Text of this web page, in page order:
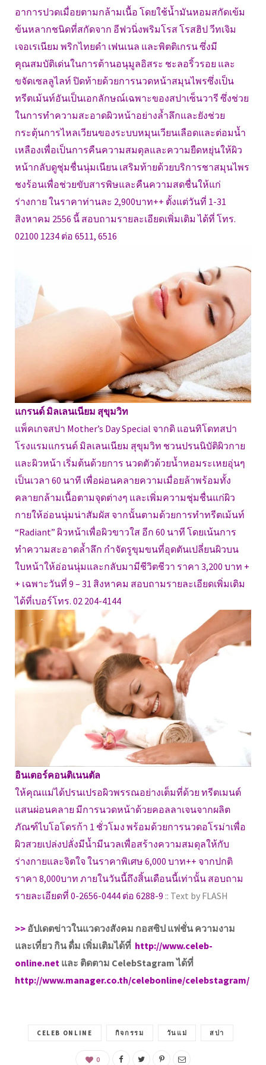
อาการปวดเมื่อยตามกล้ามเนื้อ โดยใช้น้ำมันหอมสกัดเข้ม
ข้นหลากชนิดที่สกัดจาก อีฟวนิ่งพริมโรส โรสฮิป วีทเจิม
เจอเรเนียม พริกไทยดำ เฟนเนล และพิตติเกรน ซึ่งมี
คุณสมบัติเด่นในการต้านอนุมูลอิสระ ชะลอริ้วรอย และ
ขจัดเซลลูไลท์ ปิดท้ายด้วยการนวดหน้าสมุนไพรซึ่งเป็น
ทรีตเม้นท์อันเป็นเอกลักษณ์เฉพาะของสปาเซ็นวารี ซึ่งช่วย
ในการทำความสะอาดผิวหน้าอย่างล้ำลึกและยังช่วย
กระตุ้นการไหลเวียนของระบบหมุนเวียนเลือดและต่อมน้ำ
เหลืองเพื่อเป็นการคืนความสมดุลและความยืดหยุ่นให้ผิว
หน้ากลับดูชุ่มชื่นนุ่มเนียน เสริมท้ายด้วยบริการชาสมุนไพร
ชงร้อนเพื่อช่วยขับสารพิษและคืนความสดชื่นให้แก่
ร่างกาย ในราคาท่านละ 2,900บาท++ ตั้งแต่วันที่ 1-31
สิงหาคม 2556 นี้ สอบถามรายละเอียดเพิ่มเติม ได้ที่ โทร.
02100 1234 ต่อ 6511, 6516
แกรนด์ มิลเลนเนียม สุขุมวิท
แพ็คเกจสปา Mother’s Day Special จากดิ แอนทิโดทสปา
โรงแรมแกรนด์ มิลเลนเนียม สุขุมวิท ชวนปรนนิบัติผิวกาย
และผิวหน้า เริ่มต้นด้วยการ นวดตัวด้วยน้ำหอมระเหยอุ่นๆ
เป็นเวลา 60 นาที เพื่อผ่อนคลายความเมื่อยล้าพร้อมทั้ง
คลายกล้ามเนื้อตามจุดต่างๆ และเพิ่มความชุ่มชื่นแก่ผิว
กายให้อ่อนนุ่มน่าสัมผัส จากนั้นตามด้วยการทำทรีตเม้นท์
“Radiant” ผิวหน้าเพื่อผิวขาวใส อีก 60 นาที โดยเน้นการ
ทำความสะอาดล้ำลึก กำจัดรูขุมขนที่อุดตันเปลี่ยนผิวบน
ใบหน้าให้อ่อนนุ่มและกลับมามีชีวิตชีวา ราคา 3,200 บาท +
+ เฉพาะวันที่ 9 – 31 สิงหาคม สอบถามรายละเอียดเพิ่มเติม
ได้ที่เบอร์โทร. 02 204-4144
อินเตอร์คอนติเนนตัล
ให้คุณแม่ได้ปรนเปรอผิวพรรณอย่างเต็มที่ด้วย ทรีตเมนต์
แสนผ่อนคลาย มีการนวดหน้าด้วยคอลลาเจนจากผลิต
ภัณฑ์ไบโอโดรก้า 1 ชั่วโมง พร้อมด้วยการนวดอโรม่าเพื่อ
ผิวสวยเปล่งปลั่งมีน้ำมีนวลเพื่อสร้างความสมดุลให้กับ
ร่างกายและจิตใจ ในราคาพิเศษ 6,000 บาท++ จากปกติ
ราคา 8,000บาท ภายในวันนี้ถึงสิ้นเดือนนี้เท่านั้น สอบถาม
รายละเอียดที่ 0-2656-0444 ต่อ 6288-9 :: Text by FLASH
>> อัปเดตข่าวในแวดวงสังคม กอสซิป แฟชั่น ความงาม
และเที่ยว กิน ดื่ม เพิ่มเติมได้ที่ http://www.celeb-
online.net และ ติดตาม CelebStagram ได้ที่
http://www.manager.co.th/celebonline/celebstagram/
CELEB ONLINE กิจกรรม วันแม่ สปา
0